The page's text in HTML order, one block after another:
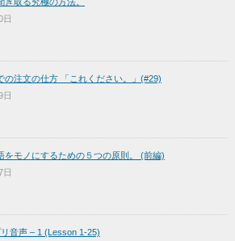
日
の注文の仕方 「これください。」(#29)
日
をモノにするための５つの原則。 (前編)
日
音声 – 1 (Lesson 1-25)